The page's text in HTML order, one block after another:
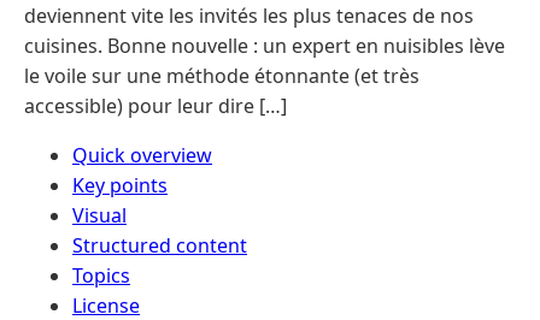
deviennent vite les invités les plus tenaces de nos
cuisines. Bonne nouvelle : un expert en nuisibles lève
le voile sur une méthode étonnante (et très
accessible) pour leur dire […]
Quick overview
Key points
Visual
Structured content
Topics
License